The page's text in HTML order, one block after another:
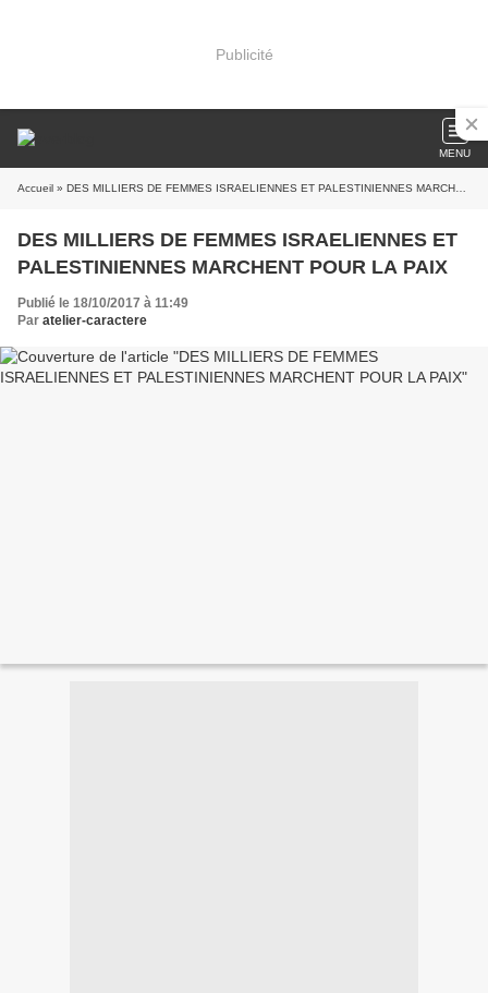
Publicité
MENU
Accueil » DES MILLIERS DE FEMMES ISRAELIENNES ET PALESTINIENNES MARCHENT POUR LA PAIX
DES MILLIERS DE FEMMES ISRAELIENNES ET
PALESTINIENNES MARCHENT POUR LA PAIX
Publié le 18/10/2017 à 11:49
Par atelier-caractere